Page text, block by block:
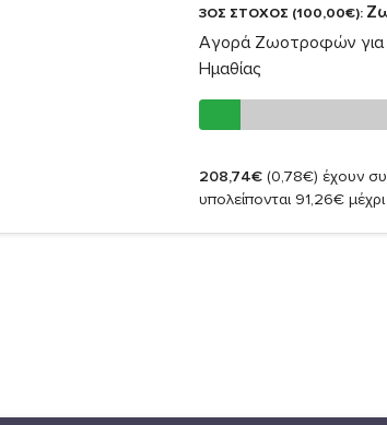
3ΟΣ ΣΤΟΧΟΣ (100,00€):
Αγορά Ζωοτροφών για
Ημαθίας
208,74€ (0,78€) έχουν
υπολείπονται 91,26€